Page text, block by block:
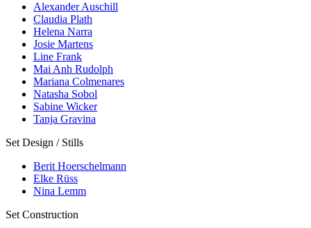
Alexander Auschill
Claudia Plath
Helena Narra
Josie Martens
Line Frank
Mai Anh Rudolph
Mariana Colmenares
Natasha Sobol
Sabine Wicker
Tanja Gravina
Set Design / Stills
Berit Hoerschelmann
Elke Rüss
Nina Lemm
Set Construction